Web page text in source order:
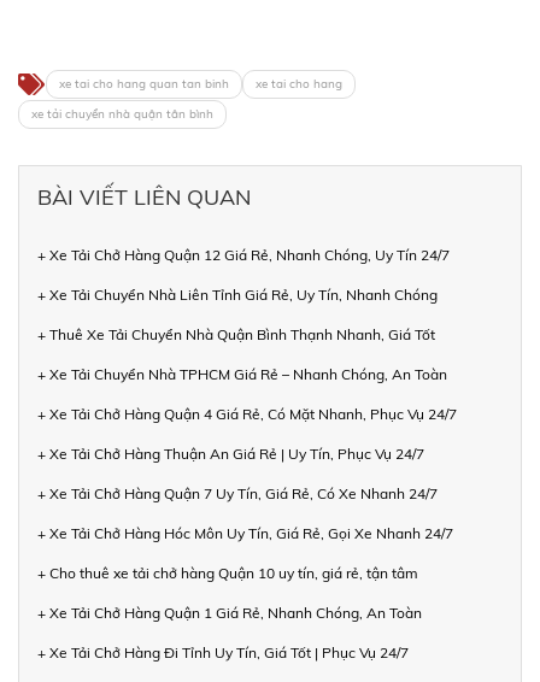
xe tai cho hang quan tan binh
xe tai cho hang
xe tải chuyển nhà quận tân bình
BÀI VIẾT LIÊN QUAN
+ Xe Tải Chở Hàng Quận 12 Giá Rẻ, Nhanh Chóng, Uy Tín 24/7
+ Xe Tải Chuyển Nhà Liên Tỉnh Giá Rẻ, Uy Tín, Nhanh Chóng
+ Thuê Xe Tải Chuyển Nhà Quận Bình Thạnh Nhanh, Giá Tốt
+ Xe Tải Chuyển Nhà TPHCM Giá Rẻ – Nhanh Chóng, An Toàn
+ Xe Tải Chở Hàng Quận 4 Giá Rẻ, Có Mặt Nhanh, Phục Vụ 24/7
+ Xe Tải Chở Hàng Thuận An Giá Rẻ | Uy Tín, Phục Vụ 24/7
+ Xe Tải Chở Hàng Quận 7 Uy Tín, Giá Rẻ, Có Xe Nhanh 24/7
+ Xe Tải Chở Hàng Hóc Môn Uy Tín, Giá Rẻ, Gọi Xe Nhanh 24/7
+ Cho thuê xe tải chở hàng Quận 10 uy tín, giá rẻ, tận tâm
+ Xe Tải Chở Hàng Quận 1 Giá Rẻ, Nhanh Chóng, An Toàn
+ Xe Tải Chở Hàng Đi Tỉnh Uy Tín, Giá Tốt | Phục Vụ 24/7